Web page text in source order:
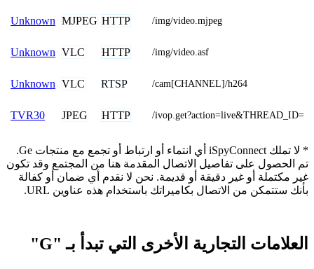
Unknown MJPEG HTTP /img/video.mjpeg
Unknown VLC HTTP /img/video.asf
Unknown VLC RTSP /cam[CHANNEL]/h264
TVR30 JPEG HTTP /ivop.get?action=live&THREAD_ID=
* لا تملك iSpyConnect أي انتماء أو ارتباط أو تجمع مع منتجات Ge.
تم الحصول على تفاصيل الاتصال المقدمة هنا من المجتمع وقد تكون
غير مكتملة أو غير دقيقة أو قديمة. نحن لا نقدم أي ضمان أو كفالة
بأنك ستتمكن من الاتصال بكاميراتك باستخدام هذه عناوين URL.
العلامات التجارية الأخرى التي تبدأ بـ "G"